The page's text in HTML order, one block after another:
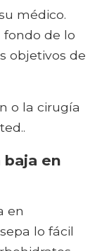
médico.
fondo de lo
objetivos de
o la cirugía
en
en
lo fácil